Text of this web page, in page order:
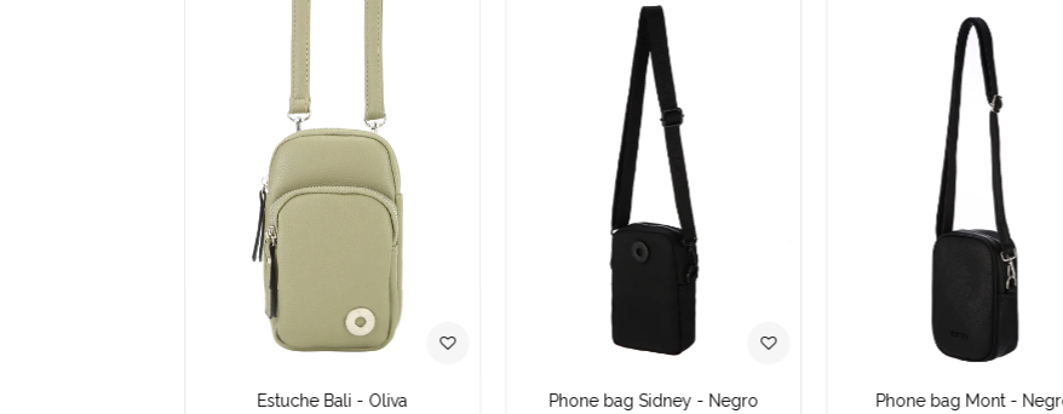
Estuche Bali - Oliva Phone bag Sidney - Negro Phone bag Mont -